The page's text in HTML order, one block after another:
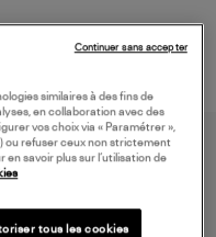
similaires à des fins de
en collaboration avec des
vos choix via « Paramétrer »,
ou refuser ceux non strictement
savoir plus sur l’utilisation de
tous les cookies
Continuer sans accepter